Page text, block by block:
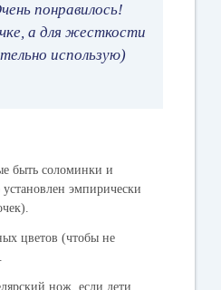
понравилось!
а для жесткости
использую)
быть соломинки и
эмпирически
цветов (чтобы не
нож, если дети